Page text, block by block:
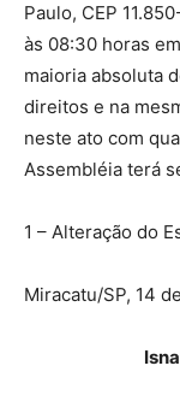
Paulo, CEP
às 08:30 horas
maioria absoluta
direitos e na
neste ato com
Assembléia terá
1 – Alteração do
Miracatu/SP, 14